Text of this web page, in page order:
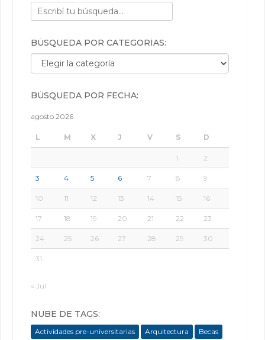
BÚSQUEDA POR CATEGORÍAS:
Búsqueda por categorías:
BÚSQUEDA POR FECHA:
agosto 2026
L M X J V S D
1 2
3 4 5 6 7 8 9
10 11 12 13 14 15 16
17 18 19 20 21 22 23
24 25 26 27 28 29 30
31
« Jul
NUBE DE TAGS:
Actividades pre-universitarias Arquitectura
Becas